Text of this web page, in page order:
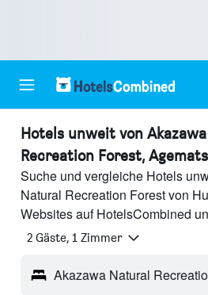
Hotels unweit von
Recreation Forest,
Suche und vergleiche Hotels
Natural Recreation Forest von
Websites auf HotelsCombined
2 Gäste, 1 Zimmer